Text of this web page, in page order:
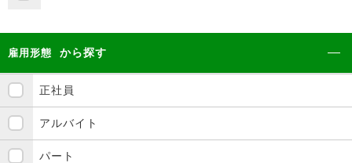
雇用形態 から探す
正社員
アルバイト
パート